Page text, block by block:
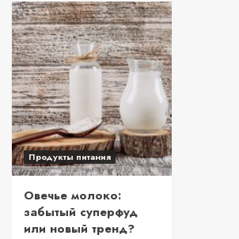
Продукты питания
Овечье молоко:
забытый суперфуд
или новый тренд?